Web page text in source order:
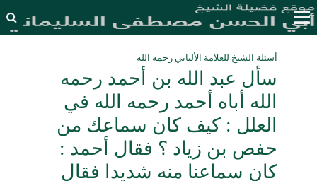
أسئلة الشيخ للعلامة الألباني رحمه الله
سأل عبد الله بن أحمد رحمه
الله أباه أحمد رحمه الله في
العلل : كيف كان سماعك من
حفص بن زياد ؟ فقال أحمد :
كان سماعنا منه شديدا فقال